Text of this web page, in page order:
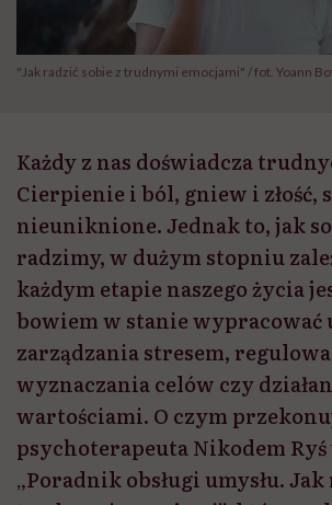
"Jak radzić sobie z trudnymi emocjami" / fot. Yoann
Każdy z nas doświadcza
Cierpienie i ból, gniew i złość,
nieuniknione. Jednak to, jak
radzimy, w dużym stopniu
każdym etapie naszego życia
bowiem w stanie wypracować
zarządzania stresem,
wyznaczania celów czy
wartościami. O czym
psychoterapeuta Nikodem Ryś
„Poradnik obsługi umysłu.